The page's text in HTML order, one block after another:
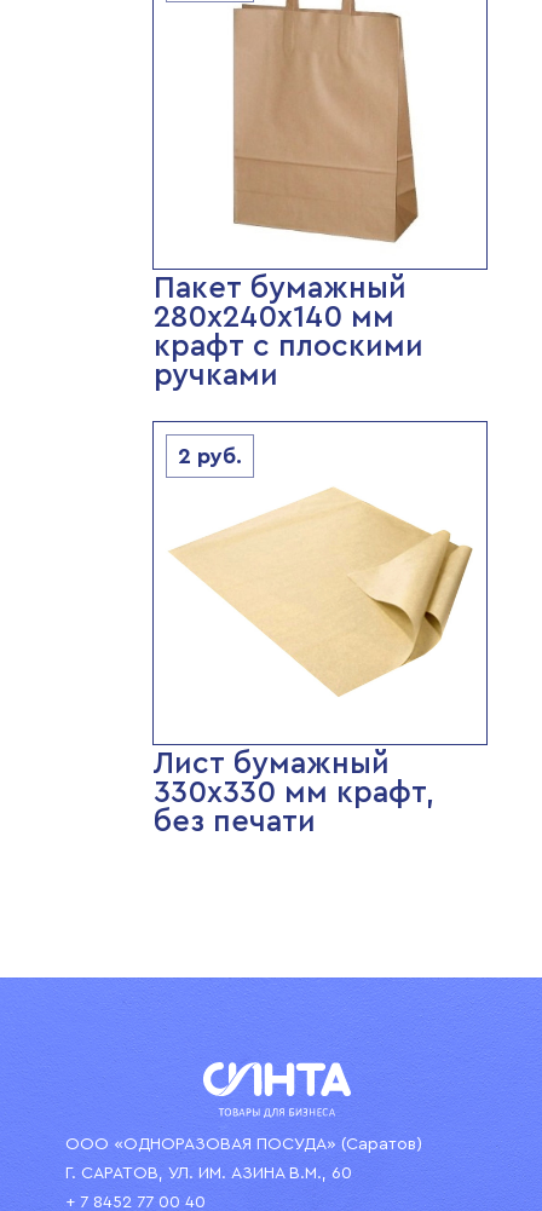
Пакет бумажный
280х240х140 мм
крафт с плоскими
ручками
2 руб.
Лист бумажный
330х330 мм крафт,
без печати
ООО «ОДНОРАЗОВАЯ ПОСУДА» (Саратов)
Г. САРАТОВ, УЛ. ИМ. АЗИНА В.М., 60
+ 7 8452 77 00 40